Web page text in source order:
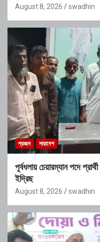
August 8, 2026 swadhin
প্রচ্ছদ সারাদেশ
পূর্বধলায় চেয়ারম্যান পদে
ইদ্রিছ
August 8, 2026 swadhin